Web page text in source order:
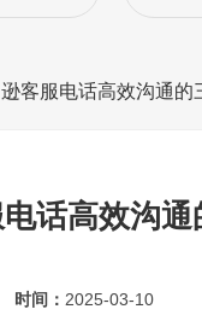
客服电话高效沟通的
话高效沟
时间： 2025-03-10